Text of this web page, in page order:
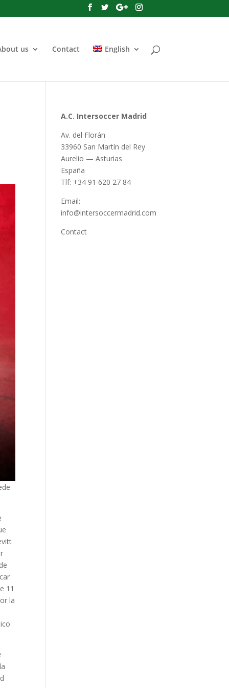
us Contact English
11
la
A.C. Intersoccer Madrid
Av. del Florán
33960 San Martín del Rey
Aurelio — Asturias
España
Tlf: +34 91 620 27 84
Email:
info@intersoccermadrid.com
Contact